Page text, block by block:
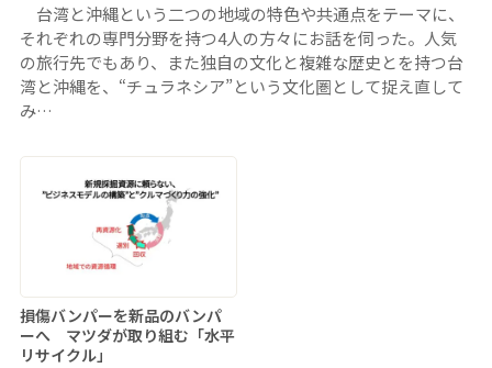
台湾と沖縄という二つの地域の特色や共通点をテーマに、
それぞれの専門分野を持つ4人の方々にお話を伺った。人気
の旅行先でもあり、また独自の文化と複雑な歴史とを持つ台
湾と沖縄を、“チュラネシア”という文化圏として捉え直して
み…
損傷バンパーを新品のバンパ
ーへ マツダが取り組む「水平
リサイクル」